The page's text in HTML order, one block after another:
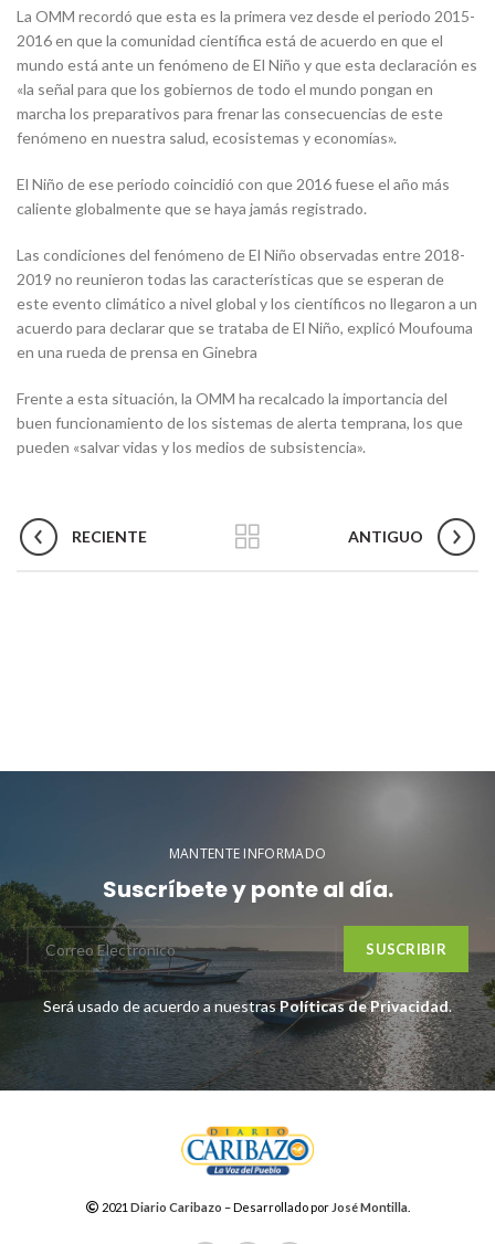
La OMM recordó que esta es la primera vez desde el periodo 2015-
2016 en que la comunidad científica está de acuerdo en que el
mundo está ante un fenómeno de El Niño y que esta declaración es
«la señal para que los gobiernos de todo el mundo pongan en
marcha los preparativos para frenar las consecuencias de este
fenómeno en nuestra salud, ecosistemas y economías».
El Niño de ese periodo coincidió con que 2016 fuese el año más
caliente globalmente que se haya jamás registrado.
Las condiciones del fenómeno de El Niño observadas entre 2018-
2019 no reunieron todas las características que se esperan de
este evento climático a nivel global y los científicos no llegaron a un
acuerdo para declarar que se trataba de El Niño, explicó Moufouma
en una rueda de prensa en Ginebra
Frente a esta situación, la OMM ha recalcado la importancia del
buen funcionamiento de los sistemas de alerta temprana, los que
pueden «salvar vidas y los medios de subsistencia».
RECIENTE ANTIGUO
MANTENTE INFORMADO
Suscríbete y ponte al día.
Será usado de acuerdo a nuestrasPolíticas de Privacidad.
2021 Diario Caribazo – Desarrollado por José Montilla